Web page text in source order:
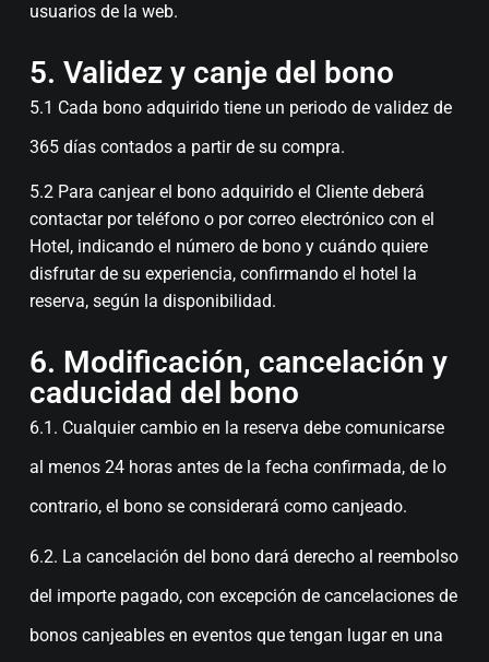
usuarios de la web.
5. Validez y canje del bono
5.1 Cada bono adquirido tiene un periodo de validez de
365 días contados a partir de su compra.
5.2 Para canjear el bono adquirido el Cliente deberá
contactar por teléfono o por correo electrónico con el
Hotel, indicando el número de bono y cuándo quiere
disfrutar de su experiencia, confirmando el hotel la
reserva, según la disponibilidad.
6. Modificación, cancelación y
caducidad del bono
6.1. Cualquier cambio en la reserva debe comunicarse
al menos 24 horas antes de la fecha confirmada, de lo
contrario, el bono se considerará como canjeado.
6.2. La cancelación del bono dará derecho al reembolso
del importe pagado, con excepción de cancelaciones de
bonos canjeables en eventos que tengan lugar en una